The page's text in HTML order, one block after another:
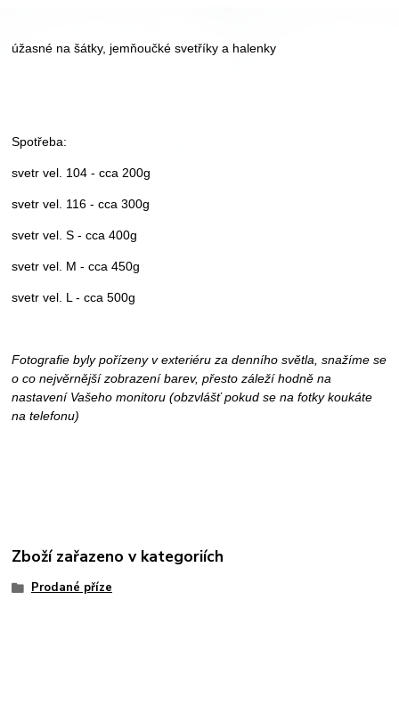
úžasné na šátky, jemňoučké svetříky a halenky
Spotřeba:
svetr vel. 104 - cca 200g
svetr vel. 116 - cca 300g
svetr vel. S - cca 400g
svetr vel. M - cca 450g
svetr vel. L - cca 500g
Fotografie byly pořízeny v exteriéru za denního světla, snažíme se
o co nejvěrnější zobrazení barev, přesto záleží hodně na
nastavení Vašeho monitoru (obzvlášť pokud se na fotky koukáte
na telefonu)
Zboží zařazeno v kategoriích
Prodané příze